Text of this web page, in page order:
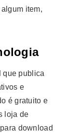
item,
que publica
e
é gratuito e
loja de
download